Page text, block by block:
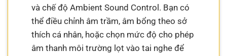
và chế độ Ambient Sound Control. Bạn có
thể điều chỉnh âm trầm, âm bổng theo sở
thích cá nhân, hoặc chọn mức độ cho phép
âm thanh môi trường lọt vào tai nghe để